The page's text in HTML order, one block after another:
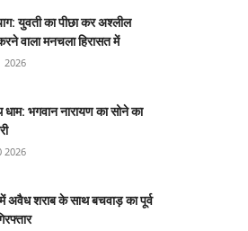
युवती का पीछा कर अश्लील
वाला मनचला हिरासत में
2026
धाम: भगवान नारायण का सोने का
2026
अवैध शराब के साथ बचवाड़ का पूर्व